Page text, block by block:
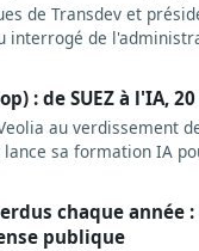
de Transdev et
interrogé de
: de SUEZ à l'IA,
au verdissement
sa formation IA
chaque année
publique